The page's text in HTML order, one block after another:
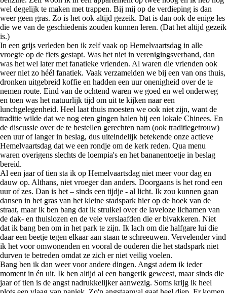
wel degelijk te maken met trappen. Bij mij op de verdieping is dan
weer geen gras. Zo is het ook altijd gezeik. Dat is dan ook de enige les
die we van de geschiedenis zouden kunnen leren. (Dat het altijd gezeik
is.)
In een grijs verleden ben ik zelf vaak op Hemelvaartsdag in alle
vroegte op de fiets gestapt. Was het niet in verenigingsverband, dan
was het wel later met fanatieke vrienden. Al waren die vrienden ook
weer niet zo héél fanatiek. Vaak verzamelden we bij een van ons thuis,
dronken uitgebreid koffie en hadden een uur onenigheid over de te
nemen route. Eind van de ochtend waren we goed en wel onderweg
en toen was het natuurlijk tijd om uit te kijken naar een
lunchgelegenheid. Heel laat thuis moesten we ook niet zijn, want de
traditie wilde dat we nog eten gingen halen bij een lokale Chinees. En
de discussie over de te bestellen gerechten nam (ook traditiegetrouw)
een uur of langer in beslag, dus uiteindelijk betekende onze actieve
Hemelvaartsdag dat we een rondje om de kerk reden. Qua menu
waren overigens slechts de loempia's en het bananentoetje in beslag
bereid.
Al een jaar of tien sta ik op Hemelvaartsdag niet meer voor dag en
dauw op. Althans, niet vroeger dan anders. Doorgaans is het rond een
uur of zes. Dan is het – sinds een tijdje - al licht. Ik zou kunnen gaan
dansen in het gras van het kleine stadspark hier op de hoek van de
straat, maar ik ben bang dat ik struikel over de laveloze lichamen van
de dak- en thuislozen en de vele verslaafden die er bivakkeren. Niet
dat ik bang ben om in het park te zijn. Ik lach om die halfgare lui die
daar een beetje tegen elkaar aan staan te schreeuwen. Vervelender vind
ik het voor omwonenden en vooral de ouderen die het stadspark niet
durven te betreden omdat ze zich er niet veilig voelen.
Bang ben ik dan weer voor andere dingen. Angst adem ik ieder
moment in én uit. Ik ben altijd al een bangerik geweest, maar sinds die
jaar of tien is de angst nadrukkelijker aanwezig. Soms krijg ik heel